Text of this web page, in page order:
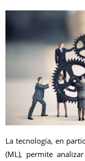
La tecnología, en
(ML), permite